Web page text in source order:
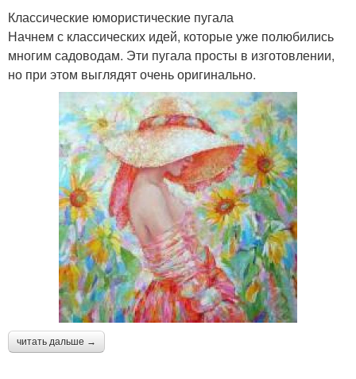
Классические юмористические пугала
Начнем с классических идей, которые уже полюбились
многим садоводам. Эти пугала просты в изготовлении,
но при этом выглядят очень оригинально.
читать дальше →